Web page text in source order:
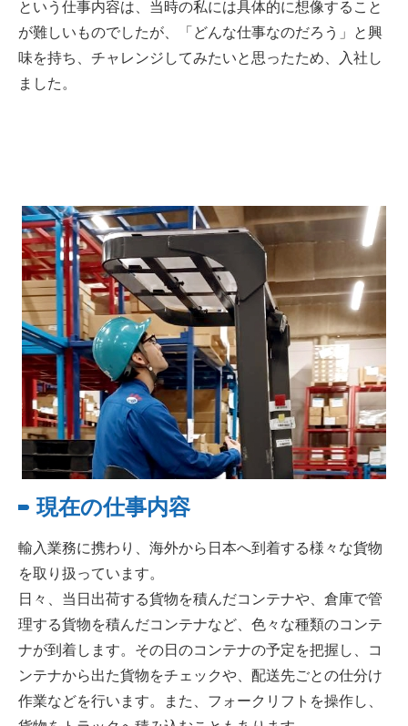
という仕事内容は、当時の私には具体的に想像すること
が難しいものでしたが、「どんな仕事なのだろう」と興
味を持ち、チャレンジしてみたいと思ったため、入社し
ました。
現在の仕事内容
輸入業務に携わり、海外から日本へ到着する様々な貨物
を取り扱っています。
日々、当日出荷する貨物を積んだコンテナや、倉庫で管
理する貨物を積んだコンテナなど、色々な種類のコンテ
ナが到着します。その日のコンテナの予定を把握し、コ
ンテナから出た貨物をチェックや、配送先ごとの仕分け
作業などを行います。また、フォークリフトを操作し、